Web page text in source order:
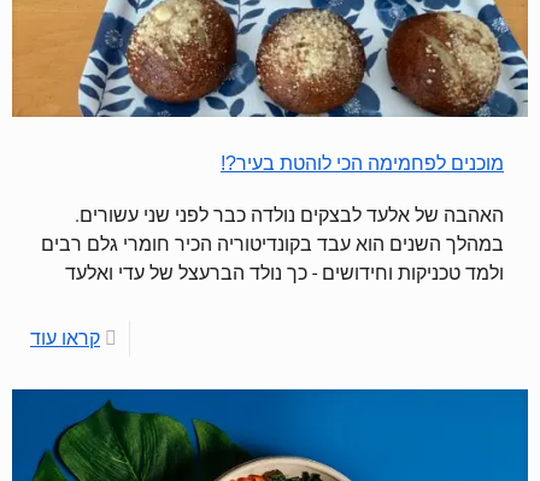
מוכנים לפחמימה הכי לוהטת בעיר?!
האהבה של אלעד לבצקים נולדה כבר לפני שני עשורים.
במהלך השנים הוא עבד בקונדיטוריה הכיר חומרי גלם רבים
ולמד טכניקות וחידושים - כך נולד הברעצל של עדי ואלעד
קראו עוד